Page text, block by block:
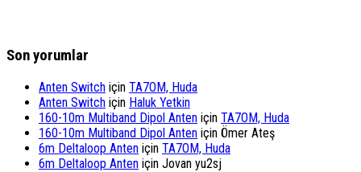
Son yorumlar
Anten Switch için TA7OM, Huda
Anten Switch için Haluk Yetkin
160-10m Multiband Dipol Anten için TA7OM, Huda
160-10m Multiband Dipol Anten için Ömer Ateş
6m Deltaloop Anten için TA7OM, Huda
6m Deltaloop Anten için Jovan yu2sj